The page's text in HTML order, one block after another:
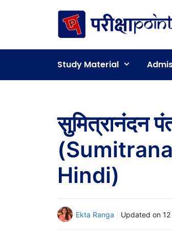
Study Material
सुमित्रानंदन
Hindi)
Ekta Ranga Updated on